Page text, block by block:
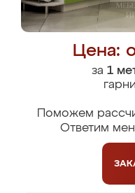
Цена:
за 1
Поможем
Ответим